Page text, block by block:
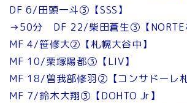
DF 6/田頭一斗③【SSS】
→50分 DF 22/柴田蒼生③【NORTE
MF 4/笹修大②【札幌大谷中】
MF 10/栗塚陽都③【LIV】
MF 18/曽我部修羽②【コンサドーレ札
MF 7/鈴木大翔③【DOHTO Jr】